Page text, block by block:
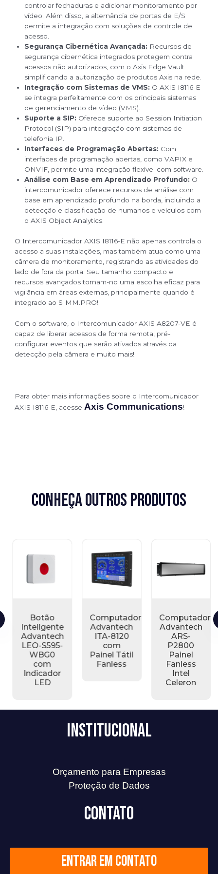
controlar fechaduras e adicionar monitoramento por
vídeo. Além disso, a alternância de portas de E/S
permite a integração com soluções de controle de
acesso.
Segurança Cibernética Avançada: Recursos de
segurança cibernética integrados protegem contra
acessos não autorizados, com o Axis Edge Vault
simplificando a autorização de produtos Axis na rede.
Integração com Sistemas de VMS: O AXIS I8116-E
se integra perfeitamente com os principais sistemas
de gerenciamento de vídeo (VMS).
Suporte a SIP: Oferece suporte ao Session Initiation
Protocol (SIP) para integração com sistemas de
telefonia IP.
Interfaces de Programação Abertas: Com
interfaces de programação abertas, como VAPIX e
ONVIF, permite uma integração flexível com software.
Análise com Base em Aprendizado Profundo: O
intercomunicador oferece recursos de análise com
base em aprendizado profundo na borda, incluindo a
detecção e classificação de humanos e veículos com
o AXIS Object Analytics.
O Intercomunicador AXIS I8116-E não apenas controla o
acesso a suas instalações, mas também atua como uma
câmera de monitoramento, registrando as atividades do
lado de fora da porta. Seu tamanho compacto e
recursos avançados tornam-no uma escolha eficaz para
vigilância em áreas externas, principalmente quando é
integrado ao SIMM.PRO!
Com o software, o Intercomunicador AXIS A8207-VE é
capaz de liberar acessos de forma remota, pré-
configurar eventos que serão ativados através da
detecção pela câmera e muito mais!
Para obter mais informações sobre o Intercomunicador
AXIS I8116-E, acesse Axis Communications!
conheça outros produtos
Botão
Inteligente
Advantech
LEO-S595-
WBG0
com
Indicador
LED
Computador
Advantech
ITA-8120
com
Painel Tátil
Fanless
Computador
Advantech
ARS-
P2800
Painel
Fanless
Intel
Celeron
Institucional
Orçamento para Empresas
Proteção de Dados
Contato
Entrar em contato